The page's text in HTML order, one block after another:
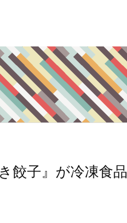
餃子』が冷凍食品